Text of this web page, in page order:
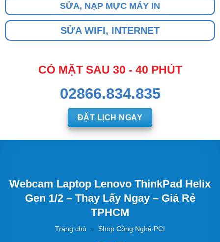
SỬA, NẠP MỰC MÁY IN
SỬA WIFI, INTERNET
CÓ MẶT SAU 30 - 40 PHÚT
02866.834.835
ĐẶT LỊCH NGAY
Webcam Laptop Lenovo ThinkPad Helix
Gen 1/2 – Thay Lấy Ngay – Giá Rẻ
TPHCM
Trang chủ » Shop Công Nghệ PCI